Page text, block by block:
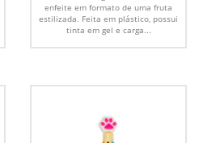
enfeite em formato de uma fruta
estilizada. Feita em plástico, possui
tinta em gel e carga...